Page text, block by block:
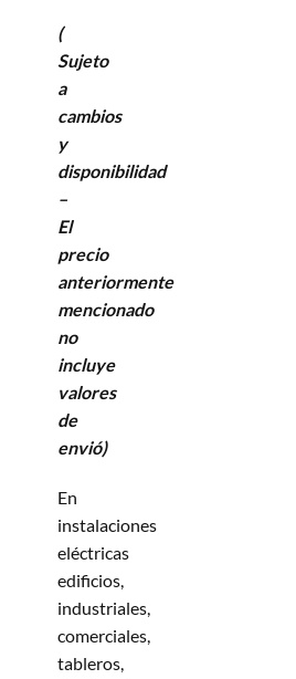
(
Sujeto
a
cambios
y
disponibilidad
–
El
precio
anteriormente
mencionado
no
incluye
valores
de
envió)
En
instalaciones
eléctricas
edificios,
industriales,
comerciales,
tableros,